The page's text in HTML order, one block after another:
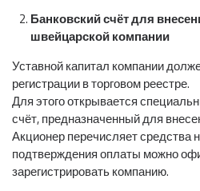
Банковский счёт для
швейцарской компании
Уставной капитал компании
регистрации в торговом реестре.
Для этого открывается
счёт, предназначенный для
Акционер перечисляет средства
подтверждения оплаты можно
зарегистрировать компанию.